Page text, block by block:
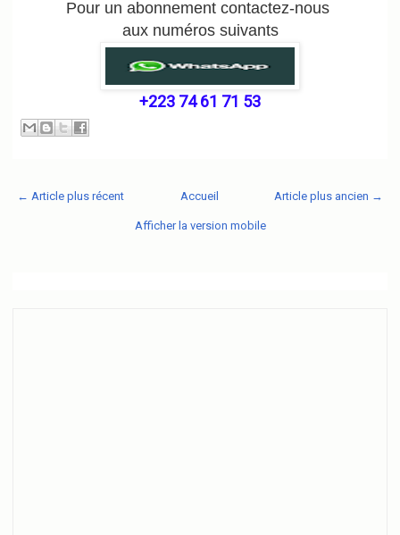
Pour un abonnement contactez-nous
aux numéros suivants
+223 74 61 71 53
← Article plus récent Article plus ancien →
Accueil
Afficher la version mobile